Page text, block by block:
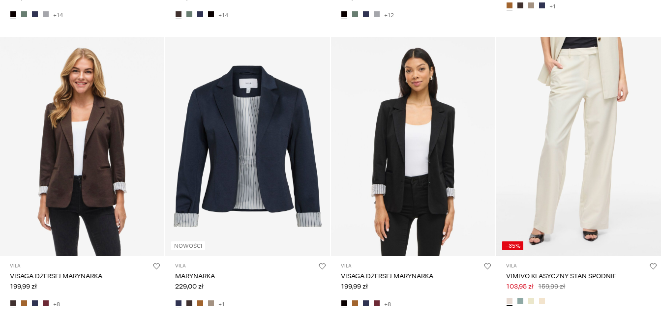
+14 +14 +12
+1
VILA
VISAGA DŻERSEJ MARYNARKA
199,99 zł
+8
NOWOŚCI
VILA
MARYNARKA
229,00 zł
+1
VILA
VISAGA DŻERSEJ MARYNARKA
199,99 zł
+8
-35%
VILA
VIMIVO KLASYCZNY STAN SPODNIE
103,95 zł 159,99 zł